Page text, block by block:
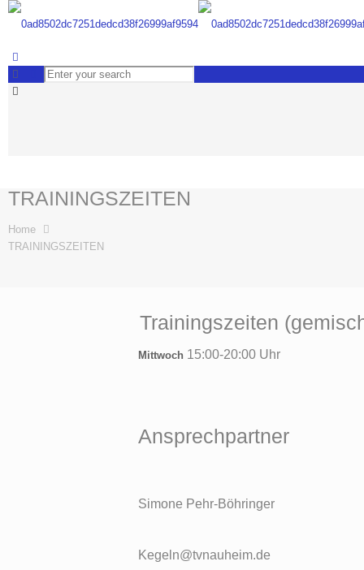
TRAININGSZEITEN
Home
TRAININGSZEITEN
Trainingszeiten
Mittwoch 15:00-20:00 Uhr
Ansprechpartner
Simone Pehr-Böhringer
Kegeln@tvnauheim.de